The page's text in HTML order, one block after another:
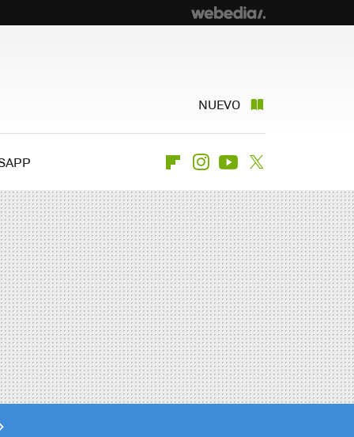
NUEVO
FlipboardInstagramYoutube